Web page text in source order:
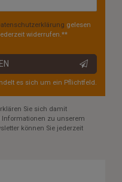
gelesen
widerrufen.**
es sich um ein Pflichtfeld.
Sie sich damit
zu unserem
können Sie jederzeit